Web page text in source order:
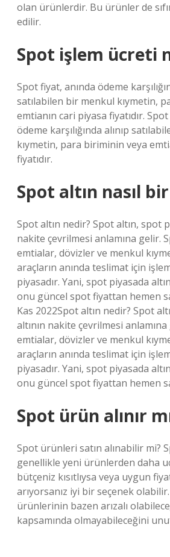
olan ürünlerdir. Bu ürünler de
edilir.
Spot işlem ücreti
Spot fiyat, anında ödeme
satılabilen bir menkul kıymetin,
emtianın cari piyasa fiyatıdır.
ödeme karşılığında alınıp
kıymetin, para biriminin veya
fiyatıdır.
Spot altın nasıl
Spot altın nedir? Spot altın, spot
nakite çevrilmesi anlamına gelir.
emtialar, dövizler ve menkul
araçların anında teslimat için
piyasadır. Yani, spot piyasada altın
onu güncel spot fiyattan hemen
Kas 2022Spot altın nedir? Spot
altının nakite çevrilmesi
emtialar, dövizler ve menkul
araçların anında teslimat için
piyasadır. Yani, spot piyasada altın
onu güncel spot fiyattan hemen
Spot ürün alınır
Spot ürünleri satın alınabilir mi?
genellikle yeni ürünlerden daha
bütçeniz kısıtlıysa veya uygun
arıyorsanız iyi bir seçenek
ürünlerinin bazen arızalı
kapsamında olmayabileceğini